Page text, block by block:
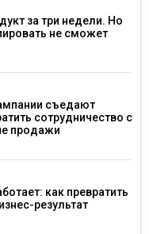
за три недели. Но
не сможет
съедают
сотрудничество с
продажи
как превратить
результат